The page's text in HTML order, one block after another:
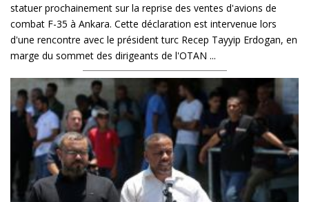
statuer prochainement sur la reprise des ventes d'avions de
combat F-35 à Ankara. Cette déclaration est intervenue lors
d'une rencontre avec le président turc Recep Tayyip Erdogan, en
marge du sommet des dirigeants de l'OTAN ...